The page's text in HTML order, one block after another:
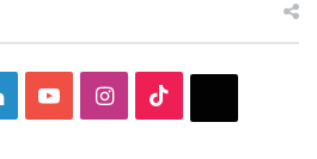
LinkedInYouTubeInstagram